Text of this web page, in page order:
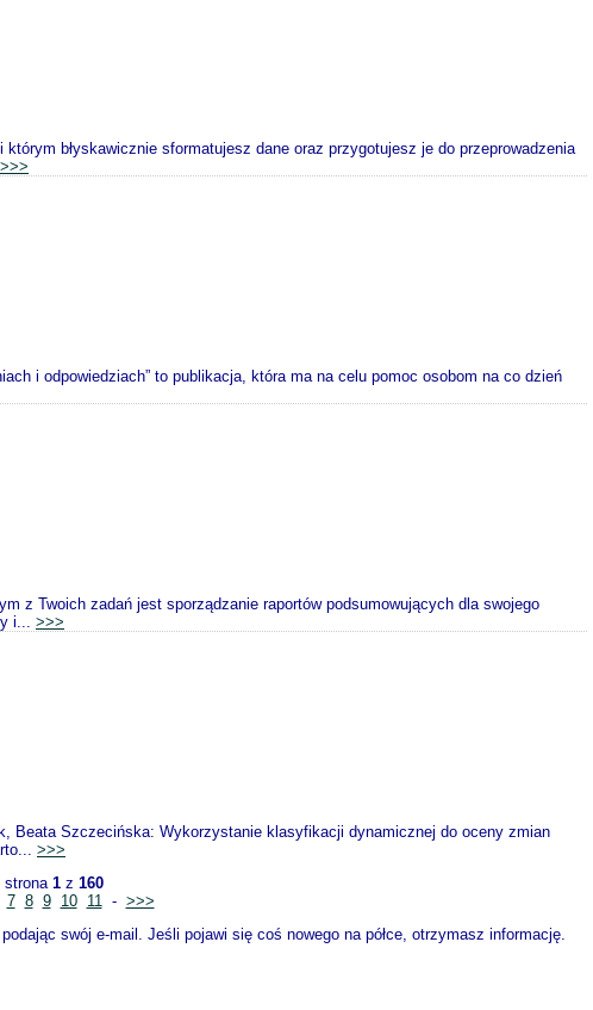
błyskawicznie sformatujesz dane oraz przygotujesz je do przeprowadzenia
>>>
i odpowiedziach” to publikacja, która ma na celu pomoc osobom na co dzień
z Twoich zadań jest sporządzanie raportów podsumowujących dla swojego
i... >>>
Beata Szczecińska: Wykorzystanie klasyfikacji dynamicznej do oceny zmian
>>>
strona1z 160
7 8 9 10 11- >>>
swój e-mail. Jeśli pojawi się coś nowego na półce, otrzymasz informację.